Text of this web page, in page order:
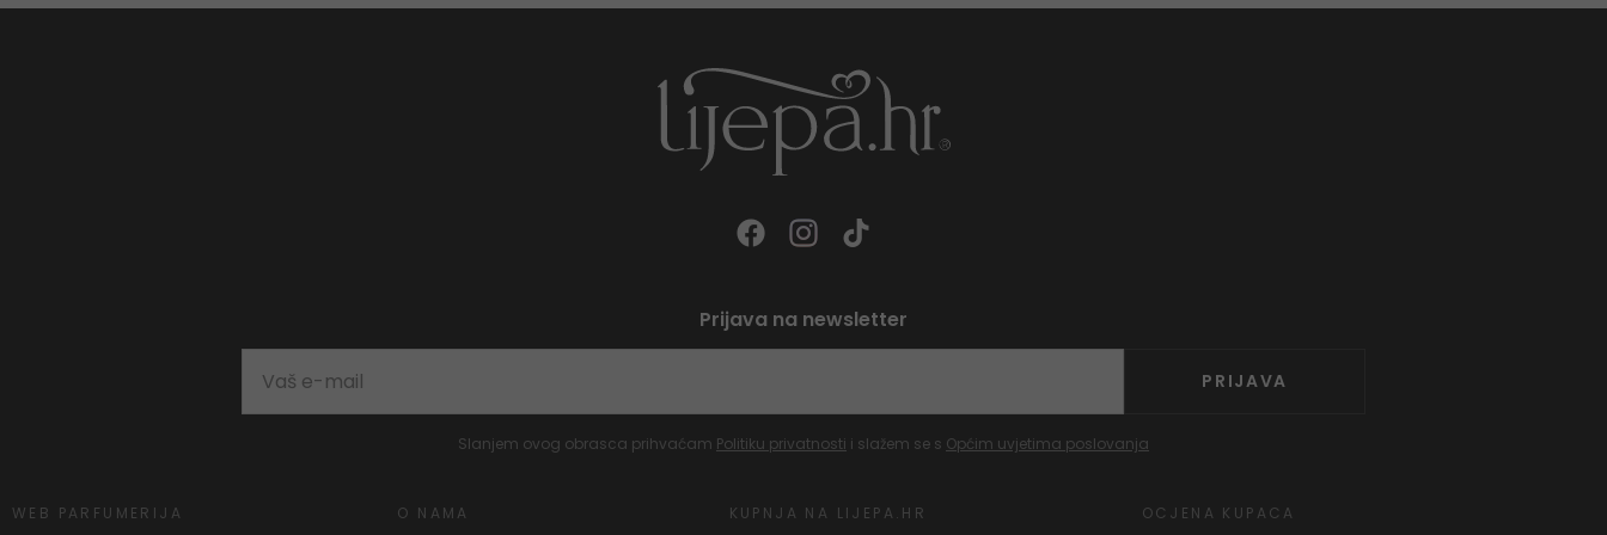
Prijava na newsletter
PRIJAVA
Slanjem ovog obrasca prihvaćam Politiku privatnosti i slažem se s Općim uvjetima poslovanja
WEB PARFUMERIJA O NAMA KUPNJA NA LIJEPA.HR OCJENA KUPACA